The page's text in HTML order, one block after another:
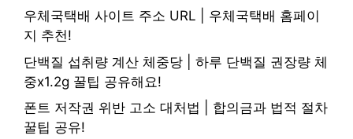
우체국택배 사이트 주소 URL | 우체국택배 홈페이
지 추천!
단백질 섭취량 계산 체중당 | 하루 단백질 권장량 체
중x1.2g 꿀팁 공유해요!
폰트 저작권 위반 고소 대처법 | 합의금과 법적 절차
꿀팁 공유!